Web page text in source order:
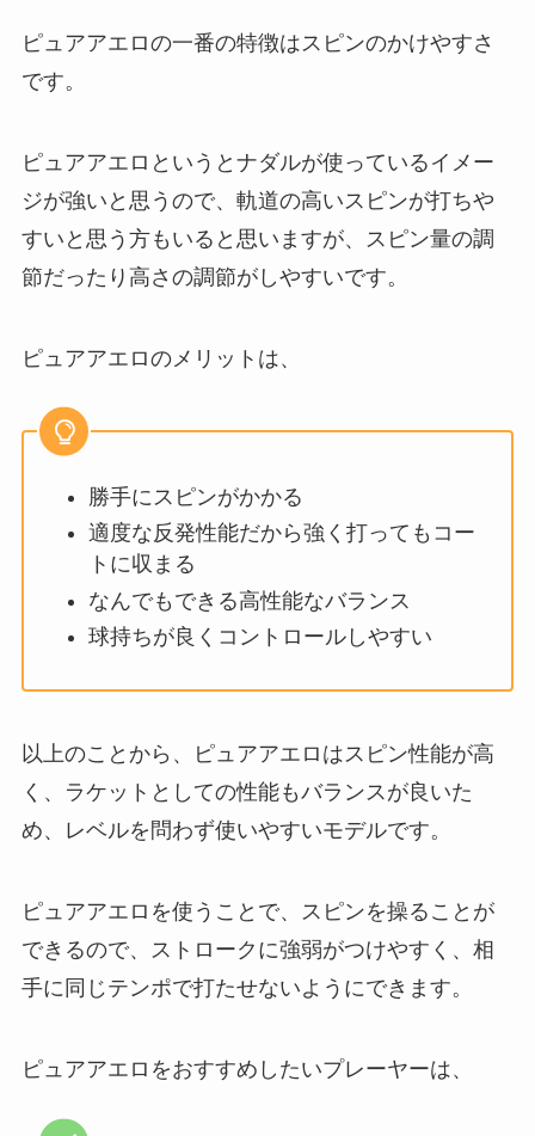
ピュアアエロの一番の特徴はスピンのかけやすさ
です。
ピュアアエロというとナダルが使っているイメー
ジが強いと思うので、軌道の高いスピンが打ちや
すいと思う方もいると思いますが、スピン量の調
節だったり高さの調節がしやすいです。
ピュアアエロのメリットは、
勝手にスピンがかかる
適度な反発性能だから強く打ってもコー
トに収まる
なんでもできる高性能なバランス
球持ちが良くコントロールしやすい
以上のことから、ピュアアエロはスピン性能が高
く、ラケットとしての性能もバランスが良いた
め、レベルを問わず使いやすいモデルです。
ピュアアエロを使うことで、スピンを操ることが
できるので、ストロークに強弱がつけやすく、相
手に同じテンポで打たせないようにできます。
ピュアアエロをおすすめしたいプレーヤーは、